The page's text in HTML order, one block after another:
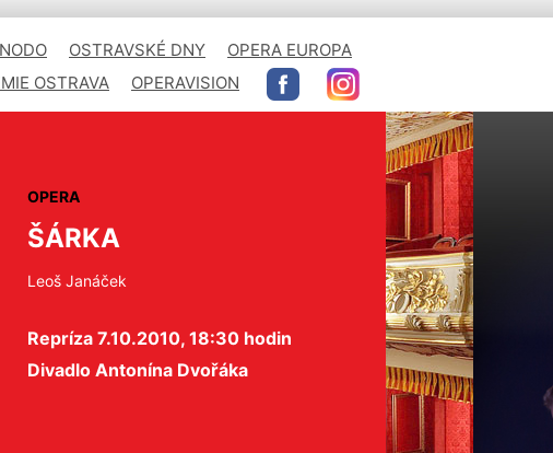
NODO OSTRAVSKÉ DNY
OPERA EUROPA
OSTRAVA OPERAVISION
OPERA
ŠÁRKA
Leoš Janáček
Repríza 7.10.2010, 18:30 hodin
Divadlo Antonína Dvořáka